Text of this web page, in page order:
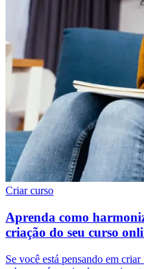
Criar curso
Aprenda como
criação do seu curso
Se você está pensando em